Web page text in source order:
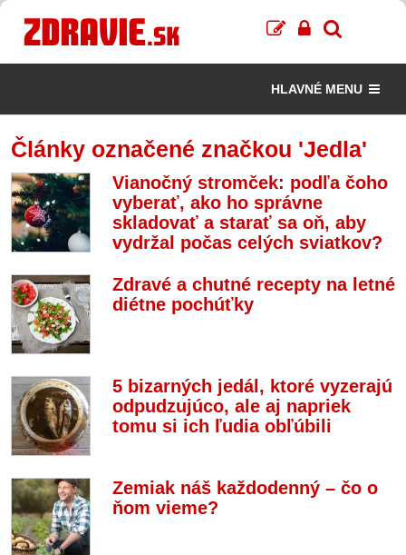
HLAVNÉ MENU
Články označené značkou 'Jedla'
Vianočný stromček: podľa čoho
vyberať, ako ho správne
skladovať a starať sa oň, aby
vydržal počas celých sviatkov?
Zdravé a chutné recepty na letné
diétne pochúťky
5 bizarných jedál, ktoré vyzerajú
odpudzujúco, ale aj napriek
tomu si ich ľudia obľúbili
Zemiak náš každodenný – čo o
ňom vieme?